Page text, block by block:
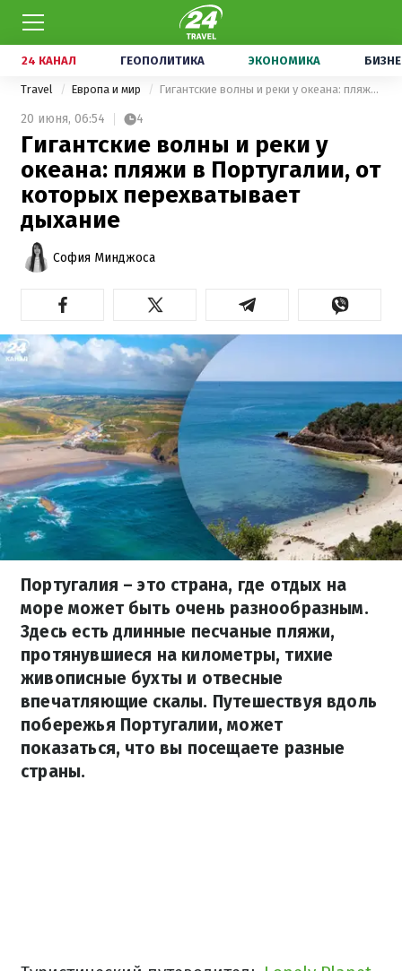
24 КАНАЛ ГЕОПОЛИТИКА ЭКОНОМИКА
Travel Европа и мир Гигантские волны и реки у океана: пляжи в Португалии, от которых перехватывает дыхание
20 июня, 06:54 4
Гигантские волны и реки у
океана: пляжи в Португалии, от
которых перехватывает
дыхание
София Минджоса
Португалия – это страна, где отдых на
море может быть очень разнообразным.
Здесь есть длинные песчаные пляжи,
протянувшиеся на километры, тихие
живописные бухты и отвесные
впечатляющие скалы. Путешествуя вдоль
побережья Португалии, может
показаться, что вы посещаете разные
страны.